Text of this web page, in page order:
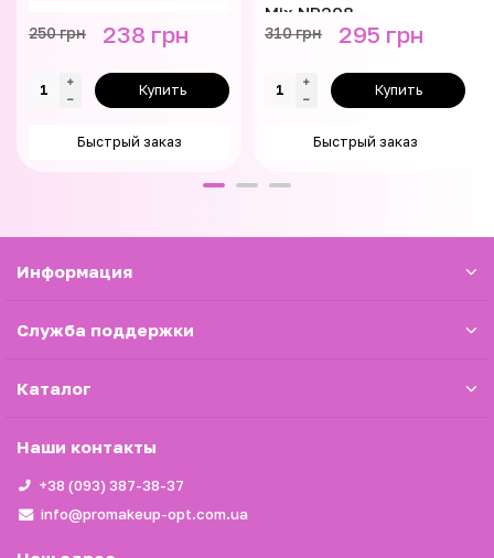
250 грн 238 грн
Купить
Быстрый заказ
Mix NP208
310 грн 295 грн
Купить
Быстрый заказ
Информация
Служба поддержки
Каталог
Наши контакты
+38 (093) 387-38-37
info@promakeup-opt.com.ua